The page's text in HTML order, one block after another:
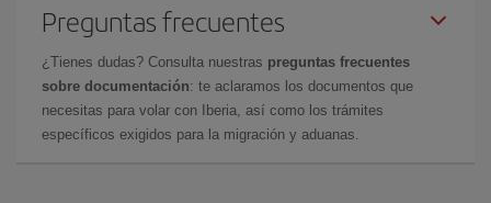
Preguntas frecuentes
¿Tienes dudas? Consulta nuestras preguntas frecuentes
sobre documentación: te aclaramos los documentos que
necesitas para volar con Iberia, así como los trámites
específicos exigidos para la migración y aduanas.